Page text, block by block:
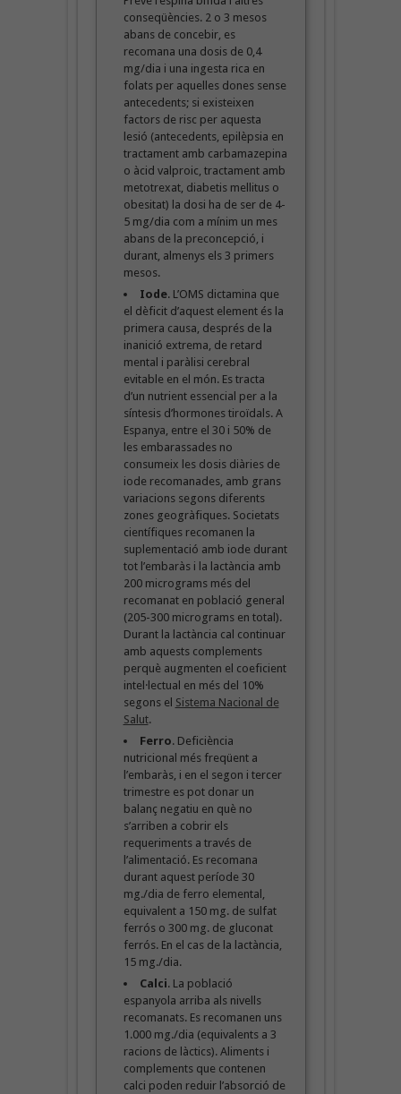
conseqüències. 2 o 3 mesos
abans de concebir, es
recomana una dosis de 0,4
mg/dia i una ingesta rica en
folats per aquelles dones sense
antecedents; si existeixen
factors de risc per aquesta
lesió (antecedents, epilèpsia en
tractament amb carbamazepina
o àcid valproic, tractament amb
metotrexat, diabetis mellitus o
obesitat) la dosi ha de ser de 4-
5 mg/dia com a mínim un mes
abans de la preconcepció, i
durant, almenys els 3 primers
mesos.
Iode. L’OMS dictamina que
el dèficit d’aquest element és la
primera causa, després de la
inanició extrema, de retard
mental i paràlisi cerebral
evitable en el món. Es tracta
d’un nutrient essencial per a la
síntesis d’hormones tiroïdals. A
Espanya, entre el 30 i 50% de
les embarassades no
consumeix les dosis diàries de
iode recomanades, amb grans
variacions segons diferents
zones geogràfiques. Societats
científiques recomanen la
suplementació amb iode durant
tot l’embaràs i la lactància amb
200 micrograms més del
recomanat en població general
(205-300 micrograms en total).
Durant la lactància cal continuar
amb aquests complements
perquè augmenten el coeficient
intel·lectual en més del 10%
segons el Sistema Nacional de
Salut.
Ferro. Deficiència
nutricional més freqüent a
l’embaràs, i en el segon i tercer
trimestre es pot donar un
balanç negatiu en què no
s’arriben a cobrir els
requeriments a través de
l’alimentació. Es recomana
durant aquest període 30
mg./dia de ferro elemental,
equivalent a 150 mg. de sulfat
ferrós o 300 mg. de gluconat
ferrós. En el cas de la lactància,
15 mg./dia.
Calci. La població
espanyola arriba als nivells
recomanats. Es recomanen uns
1.000 mg./dia (equivalents a 3
racions de làctics). Aliments i
complements que contenen
calci poden reduir l’absorció de